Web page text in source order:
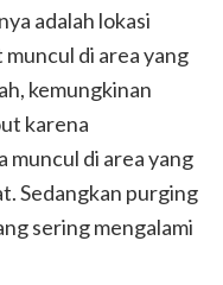
adalah lokasi
di area yang
kemungkinan
karena
muncul di area yang
Sedangkan purging
sering mengalami